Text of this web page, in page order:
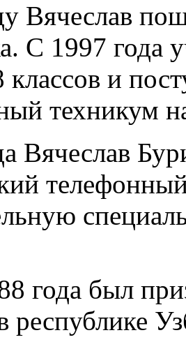
Вячеслав
С 1997 года
классов и
техникум
Вячеслав
телефонный
года был
республике